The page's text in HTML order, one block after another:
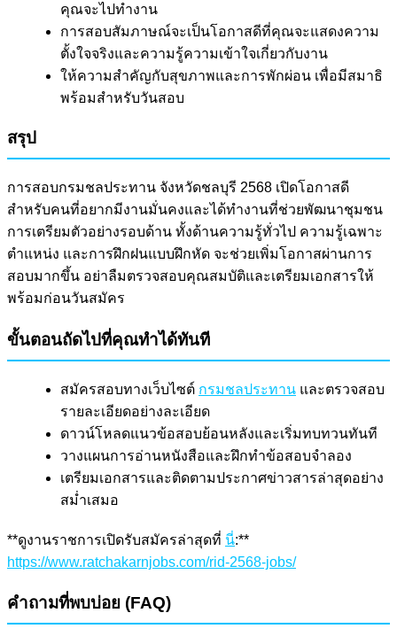
คุณจะไปทำงาน
การสอบสัมภาษณ์จะเป็นโอกาสดีที่คุณจะแสดงความ
ตั้งใจจริงและความรู้ความเข้าใจเกี่ยวกับงาน
ให้ความสำคัญกับสุขภาพและการพักผ่อน เพื่อมีสมาธิ
พร้อมสำหรับวันสอบ
สรุป
การสอบกรมชลประทาน จังหวัดชลบุรี 2568 เปิดโอกาสดี
สำหรับคนที่อยากมีงานมั่นคงและได้ทำงานที่ช่วยพัฒนาชุมชน
การเตรียมตัวอย่างรอบด้าน ทั้งด้านความรู้ทั่วไป ความรู้เฉพาะ
ตำแหน่ง และการฝึกฝนแบบฝึกหัด จะช่วยเพิ่มโอกาสผ่านการ
สอบมากขึ้น อย่าลืมตรวจสอบคุณสมบัติและเตรียมเอกสารให้
พร้อมก่อนวันสมัคร
ขั้นตอนถัดไปที่คุณทำได้ทันที
สมัครสอบทางเว็บไซต์ กรมชลประทาน และตรวจสอบ
รายละเอียดอย่างละเอียด
ดาวน์โหลดแนวข้อสอบย้อนหลังและเริ่มทบทวนทันที
วางแผนการอ่านหนังสือและฝึกทำข้อสอบจำลอง
เตรียมเอกสารและติดตามประกาศข่าวสารล่าสุดอย่าง
สม่ำเสมอ
**ดูงานราชการเปิดรับสมัครล่าสุดที่ นี่:**
https://www.ratchakarnjobs.com/rid-2568-jobs/
คำถามที่พบบ่อย (FAQ)